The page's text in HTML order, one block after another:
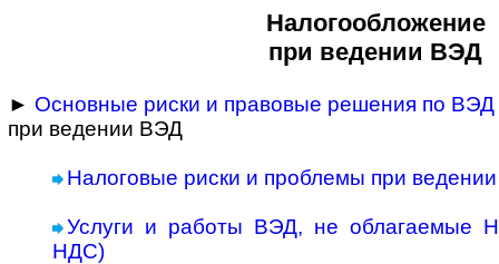
Налогообложение
при ведении ВЭД
► Основные риски и правовые решения по ВЭД
при ведении ВЭД
Налоговые риски и проблемы при
Услуги и работы ВЭД, не облагаемые
НДС)